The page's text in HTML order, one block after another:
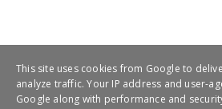
This site uses cookies from Google to
analyze traffic. Your IP address and user-
Google along with performance and